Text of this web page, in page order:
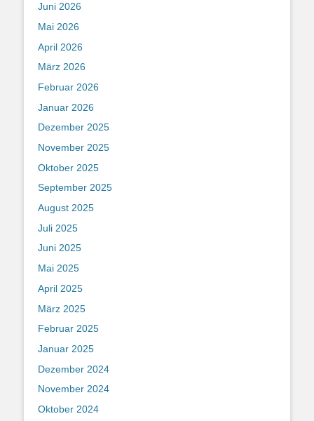
Juni 2026
Mai 2026
April 2026
März 2026
Februar 2026
Januar 2026
Dezember 2025
November 2025
Oktober 2025
September 2025
August 2025
Juli 2025
Juni 2025
Mai 2025
April 2025
März 2025
Februar 2025
Januar 2025
Dezember 2024
November 2024
Oktober 2024